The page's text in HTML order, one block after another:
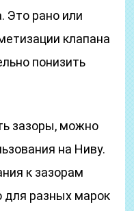
Это рано или
клапана
понизить
зазоры, можно
на Ниву.
к зазорам
для разных марок